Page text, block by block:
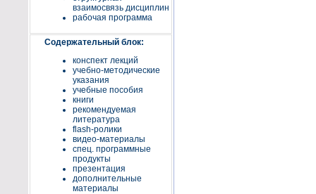
взаимосвязь дисциплин
рабочая программа
Содержательный блок:
конспект лекций
учебно-методические
указания
учебные пособия
книги
рекомендуемая
литература
flash-ролики
видео-материалы
спец. программные
продукты
презентация
дополнительные
материалы